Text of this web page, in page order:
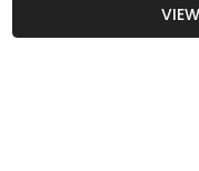
اور حیرت انگیز